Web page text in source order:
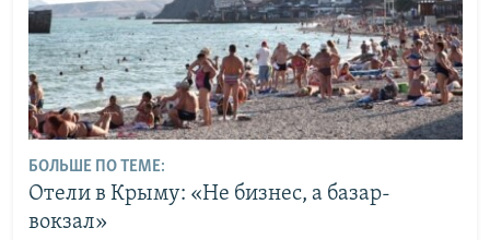
БОЛЬШЕ ПО ТЕМЕ:
Отели в Крыму: «Не бизнес, а базар-
вокзал»